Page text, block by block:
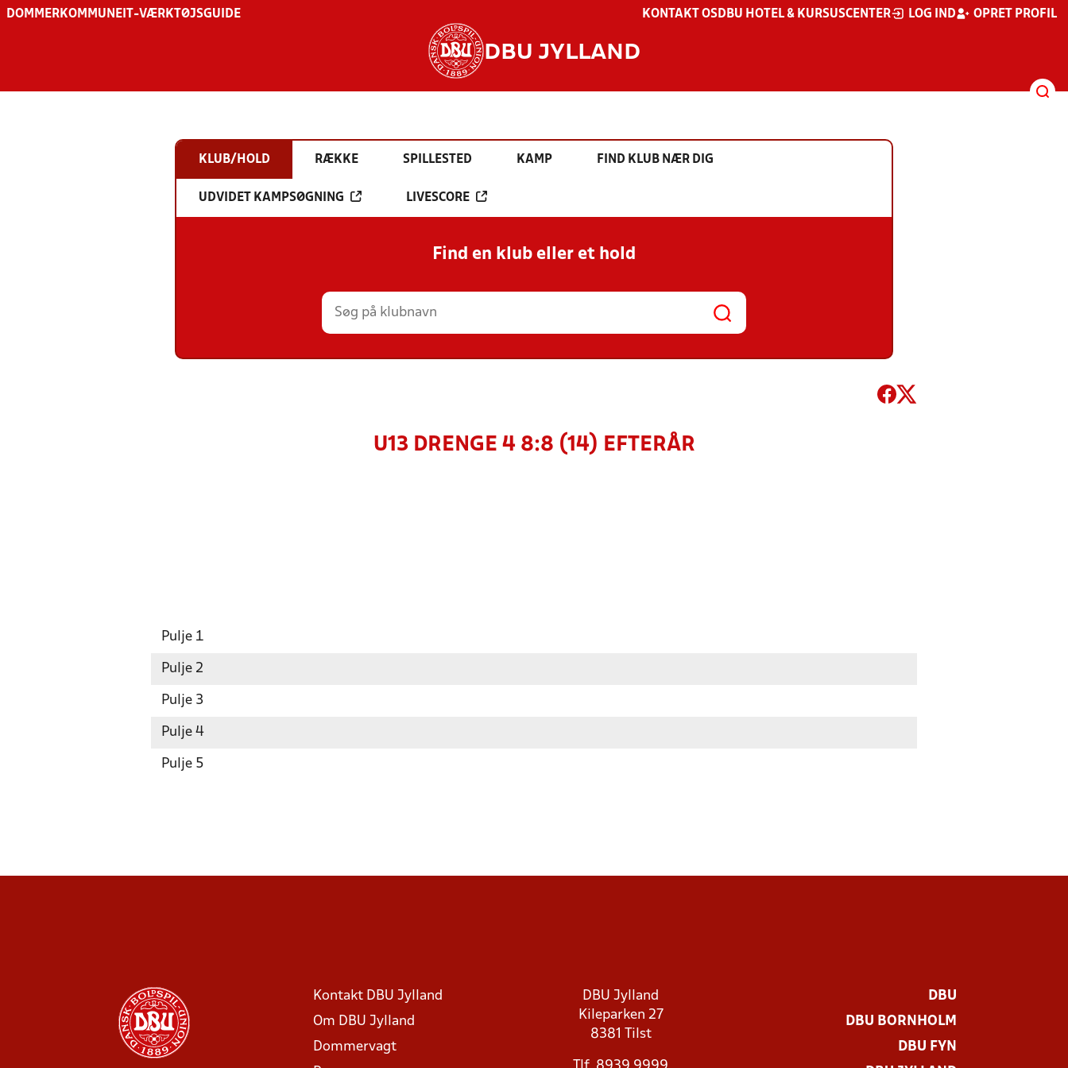
DOMMER KOMMUNE IT-VÆRKTØJSGUIDE KONTAKT OS DBU HOTEL & KURSUSCENTER LOG IND OPRET PROFIL
DBU JYLLAND
KLUB/HOLD RÆKKE SPILLESTED KAMP FIND KLUB NÆR DIG
UDVIDET KAMPSØGNING LIVESCORE
Find en klub eller et hold
U13 DRENGE 4 8:8 (14) EFTERÅR
Pulje 1
Pulje 2
Pulje 3
Pulje 4
Pulje 5
Kontakt DBU Jylland
Om DBU Jylland
Dommervagt
DBU Jylland
Kileparken 27
8381 Tilst
DBU
DBU BORNHOLM
DBU FYN